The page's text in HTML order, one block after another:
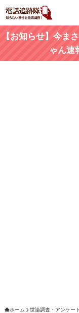
【お知らせ】今ま
ゃん速
ホーム 世論調査・アンケート